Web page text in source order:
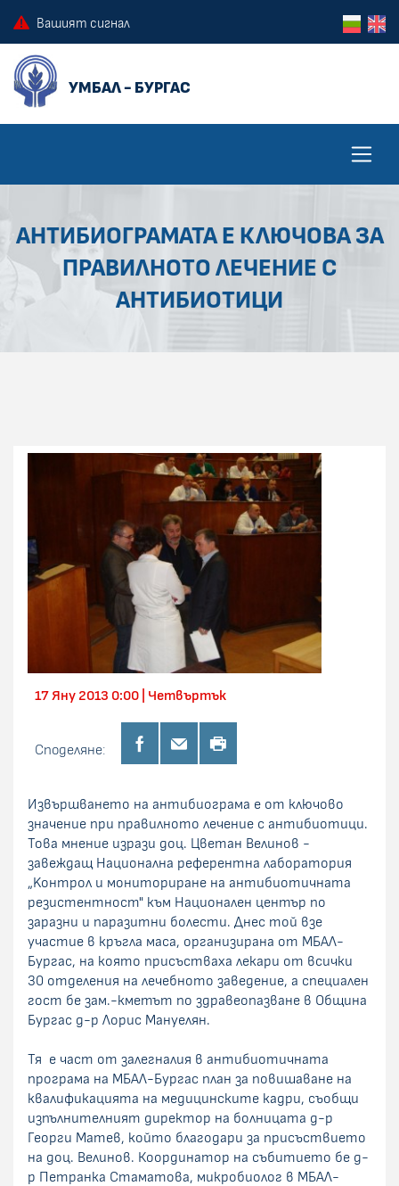
Вашият сигнал
АНТИБИОГРАМАТА Е КЛЮЧОВА ЗА
ПРАВИЛНОТО ЛЕЧЕНИЕ С
АНТИБИОТИЦИ
17 Яну 2013 0:00 | Четвъртък
Споделяне:
Извършването на антибиограма е от ключово
значение при правилното лечение с антибиотици.
Това мнение изрази доц. Цветан Велинов -
завеждащ Национална референтна лаборатория
„Kонтрол и мониториране на антибиотичната
резистентност" към Национален център по
заразни и паразитни болести. Днес той взе
участие в кръгла маса, организирана от МБАЛ-
Бургас, на която присъстваха лекари от всички
30 отделения на лечебното заведение, а специален
гост бе зам.-кметът по здравеопазване в Община
Бургас д-р Лорис Мануелян.
Тя е част от залегналия в антибиотичната
програма на МБАЛ-Бургас план за повишаване на
квалификацията на медицинските кадри, съобщи
изпълнителният директор на болницата д-р
Георги Матев, който благодари за присъствието
на доц. Велинов. Координатор на събитието бе д-
р Петранка Стаматова, микробиолог в МБАЛ-